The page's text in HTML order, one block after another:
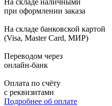
при оформлении заказа
На складе банковской картой
(Visa, Master Card, МИР)
Переводом через
онлайн-банк
Оплата по счёту
с реквизитами
Подробнее об оплате